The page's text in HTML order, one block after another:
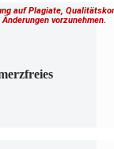
auf Plagiate,
vorzunehmen.